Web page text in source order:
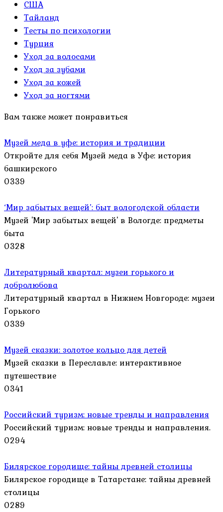
США
Тайланд
Тесты по психологии
Турция
Уход за волосами
Уход за зубами
Уход за кожей
Уход за ногтями
Вам также может понравиться
Музей меда в уфе: история и традиции
Откройте для себя Музей меда в Уфе: история
башкирского
0339
‘Мир забытых вещей’: быт вологодской области
Музей 'Мир забытых вещей' в Вологде: предметы
быта
0328
Литературный квартал: музеи горького и
добролюбова
Литературный квартал в Нижнем Новгороде: музеи
Горького
0339
Музей сказки: золотое кольцо для детей
Музей сказки в Переславле: интерактивное
путешествие
0341
Российский туризм: новые тренды и направления
Российский туризм: новые тренды и направления.
0294
Билярское городище: тайны древней столицы
Билярское городище в Татарстане: тайны древней
столицы
0289